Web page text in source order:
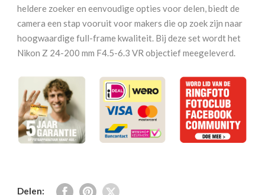
F4.5-
VR
aantal
heldere zoeker en eenvoudige opties voor delen, biedt de
camera een stap vooruit voor makers die op zoek zijn naar
hoogwaardige full-frame kwaliteit. Bij deze set wordt het
Nikon Z 24-200 mm F4.5-6.3 VR objectief meegeleverd.
Delen: